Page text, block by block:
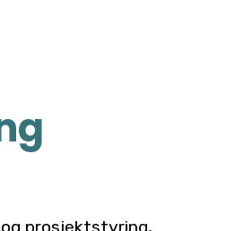
prosjektstyring,